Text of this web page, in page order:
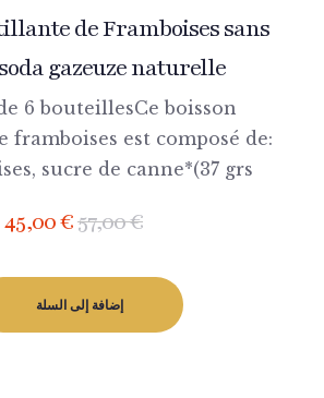
Pétillante de Framboises sans
soda gazeuze naturelle
de 6 bouteillesCe boisson
de framboises est composé de:
sucre de canne*(37 grs …
57,00
45,00€
إضافة إلى السلة